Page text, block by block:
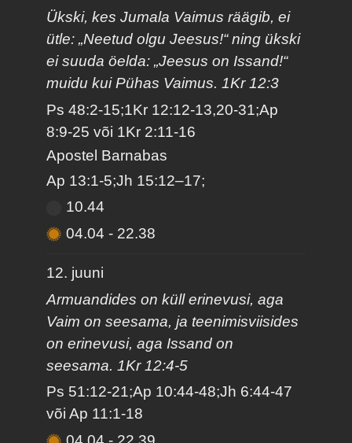
Ükski, kes Jumala Vaimus räägib, ei
ütle: „Neetud olgu Jeesus!“ ning ükski
ei suuda öelda: „Jeesus on Issand!“
muidu kui Pühas Vaimus. 1Kr 12:3
Ps 48:2-15;1Kr 12:12-13,20-31;Ap
8:9-25 või 1Kr 2:11-16
Apostel Barnabas
Ap 13:1-5;Jh 15:12–17;
10.44
04.04- 22.38
12. juuni
Armuandides on küll erinevusi, aga
Vaim on seesama, ja teenimisviisides
on erinevusi, aga Issand on
seesama. 1Kr 12:4-5
Ps 51:12-21;Ap 10:44-48;Jh 6:44-47
või Ap 11:1-18